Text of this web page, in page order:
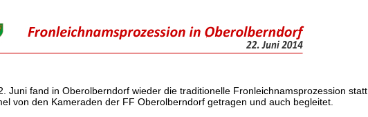
Juni fand in Oberolberndorf wieder die traditionelle Fronleichnamsprozession statt.
von den Kameraden der FF Oberolberndorf getragen und auch begleitet.